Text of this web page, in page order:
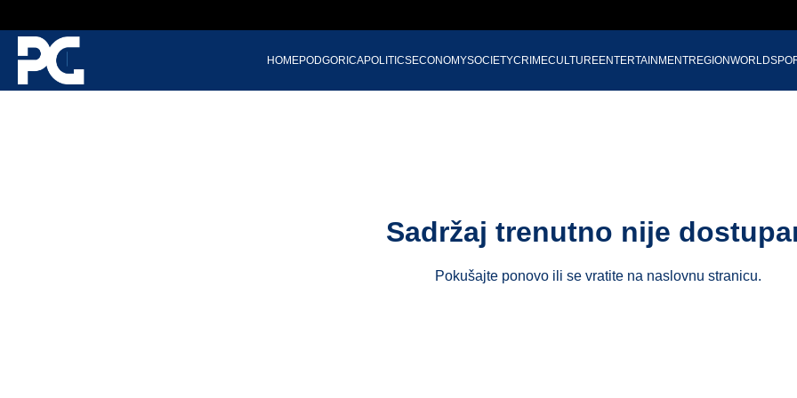
HOMEPODGORICAPOLITICSECONOMYSOCIETYCRIMECULTUREENTERTAINMENTREGIONWORLD
Sadržaj trenutno nije
Pokušajte ponovo ili se vratite na naslovnu stranicu.